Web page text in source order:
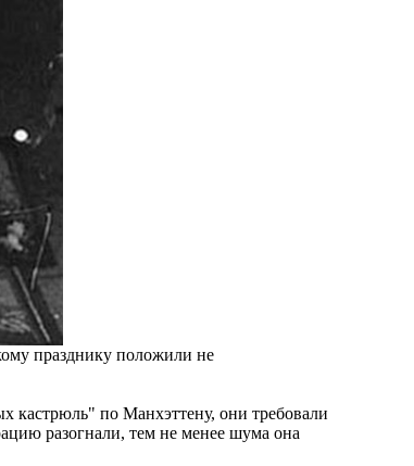
празднику положили не
по Манхэттену, они требовали
разогнали, тем не менее шума она